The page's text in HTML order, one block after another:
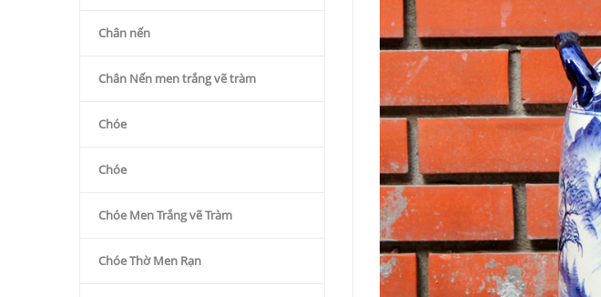
Chân nến
Chân Nến men trắng vẽ tràm
Chóe
Chóe
Chóe Men Trắng vẽ Tràm
Chóe Thờ Men Rạn